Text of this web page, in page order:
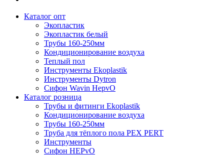
Каталог опт
Экопластик
Экопластик белый
Трубы 160-250мм
Кондиционирование воздуха
Теплый пол
Инструменты Ekoplastik
Инструменты Dytron
Сифон Wavin HepvO
Каталог розница
Трубы и фитинги Ekoplastik
Кондиционирование воздуха
Трубы 160-250мм
Труба для тёплого пола PEX PERT
Инструменты
Сифон HEPvO